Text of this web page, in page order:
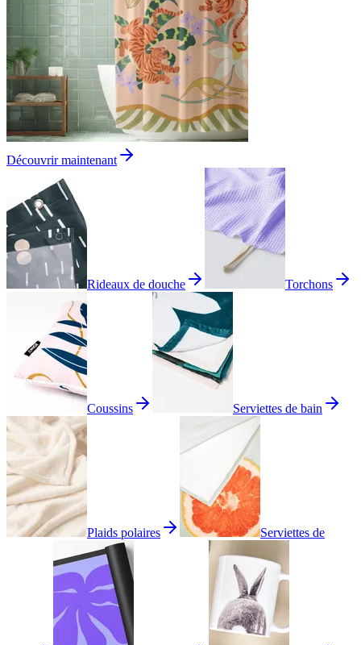
Découvrir maintenant
Rideaux de douche Torchons
Coussins Serviettes de bain
Plaids polaires Serviettes de